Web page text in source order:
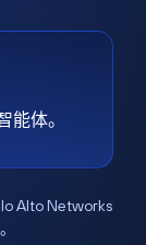
能体。
Alto Networks